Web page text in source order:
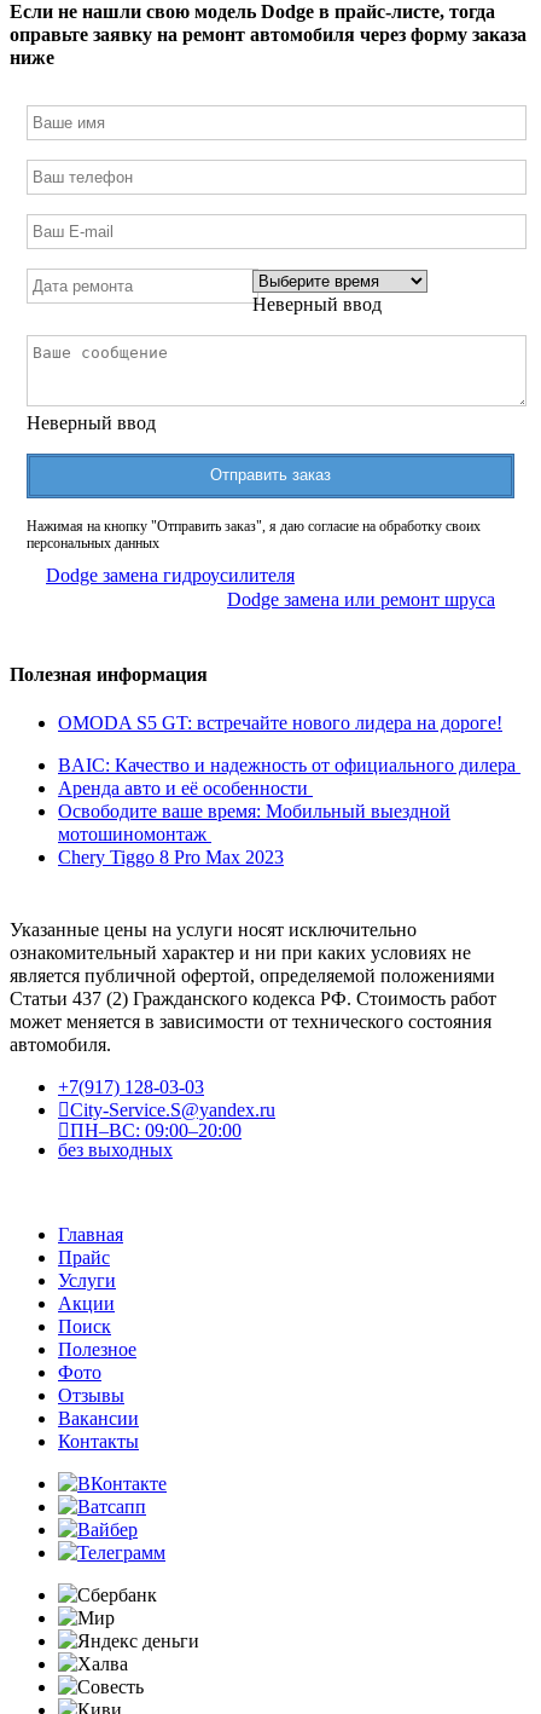
Если не нашли свою модель Dodge в прайс-листе, тогда
оправьте заявку на ремонт автомобиля через форму заказа
ниже
Неверный ввод
Неверный ввод
Отправить заказ
Нажимая на кнопку "Отправить заказ", я даю согласие на обработку своих
персональных данных
Dodge замена гидроусилителя
Dodge замена или ремонт шруса
Полезная информация
OMODA S5 GT: встречайте нового лидера на дороге!
BAIC: Качество и надежность от официального дилера
Аренда авто и её особенности
Освободите ваше время: Мобильный выездной
мотошиномонтаж
Chery Tiggo 8 Pro Max 2023
Указанные цены на услуги носят исключительно
ознакомительный характер и ни при каких условиях не
является публичной офертой, определяемой положениями
Статьи 437 (2) Гражданского кодекса РФ. Стоимость работ
может меняется в зависимости от технического состояния
автомобиля.
+7(917) 128-03-03
City-Service.S@yandex.ru
ПН–ВС: 09:00–20:00
без выходных
Главная
Прайс
Услуги
Акции
Поиск
Полезное
Фото
Отзывы
Вакансии
Контакты